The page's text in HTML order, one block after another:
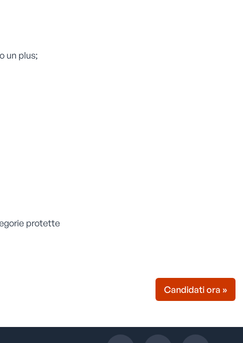
un plus;
protette
Candidati ora »